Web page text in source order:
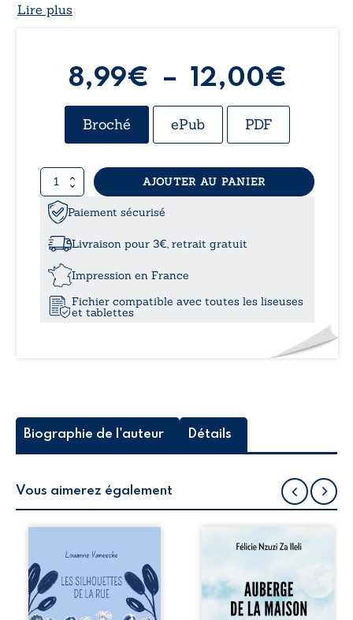
Lire plus
8,99€ – 12,00€
de
Broché ePub PDF
quantité
de
Conversations
difficiles
sur
AJOUTER AU PANIER
Paiement sécurisé
Livraison pour 3€, retrait gratuit
Impression en France
Fichier compatible avec toutes les liseuses
et tablettes
Biographie de l'auteur Détails
Vous aimerez également
la rue donne la
parole à six
personnages
ordinaires,
traversés par des
Auberge de la
récit-témoignage
consacré au
parcours